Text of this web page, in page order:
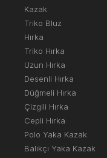
Kazak
Triko Bluz
Hırka
Triko Hırka
Uzun Hırka
Desenli Hırka
Düğmeli Hırka
Çizgili Hırka
Cepli Hırka
Polo Yaka Kazak
Balıkçı Yaka Kazak